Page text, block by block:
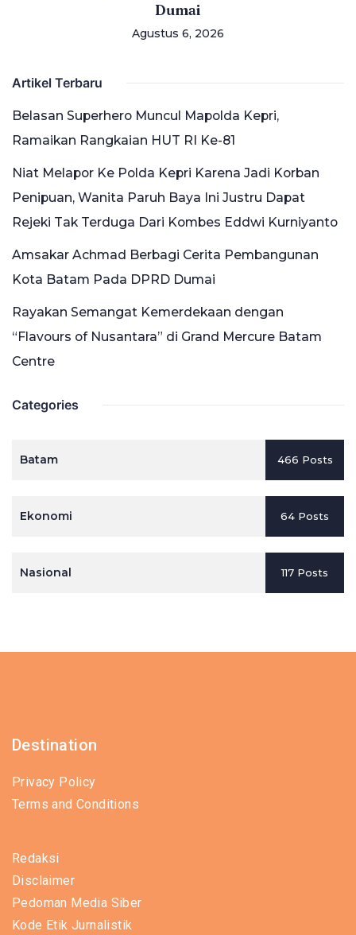
Dumai
Agustus 6, 2026
Artikel Terbaru
Belasan Superhero Muncul Mapolda Kepri,
Ramaikan Rangkaian HUT RI Ke-81
Niat Melapor Ke Polda Kepri Karena Jadi Korban
Penipuan, Wanita Paruh Baya Ini Justru Dapat
Rejeki Tak Terduga Dari Kombes Eddwi Kurniyanto
Amsakar Achmad Berbagi Cerita Pembangunan
Kota Batam Pada DPRD Dumai
Rayakan Semangat Kemerdekaan dengan
“Flavours of Nusantara” di Grand Mercure Batam
Centre
Categories
Batam 466 Posts
Ekonomi 64 Posts
Nasional 117 Posts
Destination
Privacy Policy
Terms and Conditions
Redaksi
Disclaimer
Pedoman Media Siber
Kode Etik Jurnalistik